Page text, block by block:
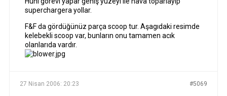
superchargera yollar.
F&F da gördüğünüz parça scoop tur. Aşagıdaki resimde
kelebekli scoop var, bunların onu tamamen acık
olanlarıda vardır.
27 Nisan 2006: 20:23 #5069